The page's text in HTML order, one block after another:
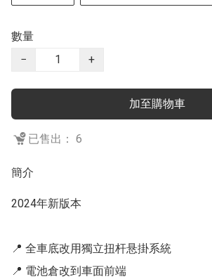
數量
−
+
加至購物車
已售出： 6
簡介
2024年新版本
📍 全車底改用獨立扭杆悬掛系統
📍 電池倉改到車面前端